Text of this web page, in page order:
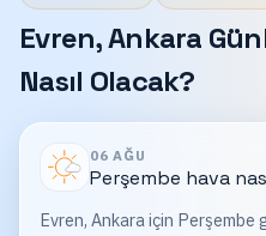
Evren, Ankara
Nasıl Olacak?
06 AĞU
Perşembe hava
Evren, Ankara için Perşembe